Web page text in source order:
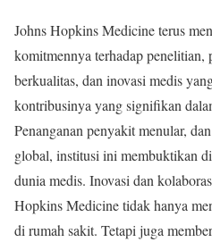
Johns Hopkins Medicine terus
komitmennya terhadap penelitian,
berkualitas, dan inovasi medis
kontribusinya yang signifikan
Penanganan penyakit menular,
global, institusi ini membuktikan
dunia medis. Inovasi dan
Hopkins Medicine tidak hanya
di rumah sakit. Tetapi juga